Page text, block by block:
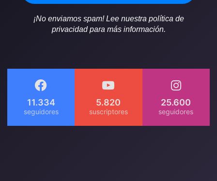
¡No enviamos spam! Lee nuestra política de
privacidad para más información.
11.334 5.820 25.600